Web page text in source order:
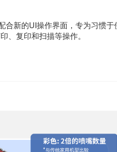
合新的UI操作界面，专为习惯于
、复印和扫描等操作。